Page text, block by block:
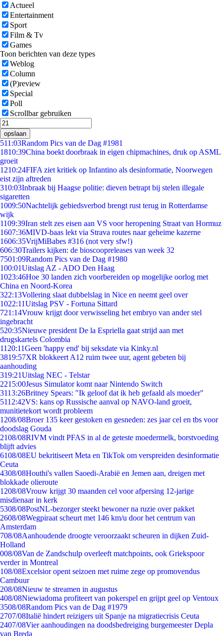
Actueel
Entertainment
Sport
Film & Tv
Games
Toon berichten van deze types
Weblog
Column
(P)review
Special
Poll
Scrollbar gebruiken
opslaan
511:03Random Pics van de Dag #1981
1810:39China boekt doorbraak in eigen chipmachines, druk op ASML
groeit
1210:24FIFA ziet kritiek op Infantino als desinformatie, Noorwegen
eist zijn aftreden
310:03Inbraak bij Haagse politie: dieven betrapt bij stelen illegale
sigaretten
1009:50Nachtelijk gebiedsverbod brengt rust terug in Rotterdamse
wijk
1109:39Iran stelt zes eisen aan VS voor heropening Straat van Hormuz
1607:36MIVD-baas lekt via Strava routes naar geheime kazerne
1606:35VrijMiBabes #316 (not very sfw!)
606:30Trailers kijken: de bioscoopreleases van week 32
7501:09Random Pics van de Dag #1980
100:01Uitslag AZ - ADO Den Haag
1023:46Hoe 30 landen zich voorbereiden op mogelijke oorlog met
China en Noord-Korea
322:13Vollering slaat dubbelslag in Nice en neemt geel over
1022:11Uitslag PSV - Fortuna Sittard
721:14Vrouw krijgt door verwisseling het embryo van ander stel
ingebracht
520:35Nieuwe president De la Espriella gaat strijd aan met
drugskartels Colombia
11 20:11Geen 'happy end' bij seksdate via Kinky.nl
3819:57XR blokkeert A12 ruim twee uur, agent gebeten bij
aanhouding
319:21Uitslag NEC - Telstar
2215:00Jesus Simulator komt naar Nintendo Switch
3113:26Britney Spears: "Ik geloof dat ik heb gefaald als moeder"
5112:42VS: kans op Russische aanval op NAVO-land groeit,
munitietekort wordt probleem
1208/08Broer 135 keer gestoken en gesneden: zes jaar cel en tbs voor
doodslag Gouda
2108/08RIVM vindt PFAS in al de geteste moedermelk, borstvoeding
blijft advies
6108/08EU bekritiseert Meta en TikTok om verspreiden desinformatie
Ceuta
4308/08Houthi's vallen Saoedi-Arabië en Jemen aan, dreigen met
blokkade olieroute
1208/08Vrouw krijgt 30 maanden cel voor afpersing 12-jarige
misdienaar in kerk
5308/08PostNL-bezorger steekt bewoner na ruzie over pakket
2608/08Wegpiraat scheurt met 146 km/u door het centrum van
Amsterdam
708/08Aanhoudende droogte veroorzaakt scheuren in dijken Zuid-
Holland
008/08Van de Zandschulp overleeft matchpoints, ook Griekspoor
verder in Montreal
108/08Excelsior opent seizoen met ruime zege op promovendus
Cambuur
208/08Nieuw te streamen in augustus
408/08Niewiadoma profiteert van pokerspel en grijpt geel op Ventoux
3508/08Random Pics van de Dag #1979
2707/08Italië hindert reizigers uit Spanje na migratiecrisis Ceuta
2407/08Vier aanhoudingen na doodsbedreiging burgemeester Depla
van Breda